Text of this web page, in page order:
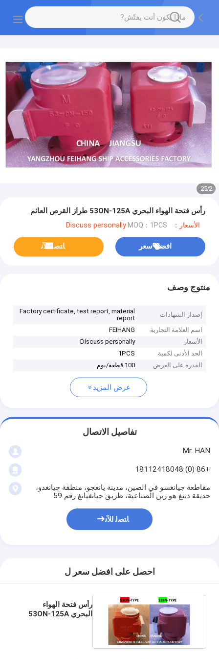
2
/
25
رأس فتحة الهواء البحري 53ON-125A طراز القرص العائم
الأسعار：Discuss personally MOQ：1PCS
افضل سعر ﺎﺘﺼﻟ ﺍﻶﻧ
منتوج وصف
إصدار الشهادات
Factory certificate, test report, material
report
اسم العلامة التجارية
FEIHANG
الأسعار
Discuss personally
الحد الأدنى لكمية
1PCS
القدرة على العرض
100 قطعة/يوم
عرض المزيد
تفاصيل الاتصال
Mr. HAN
+86 (0) 18112418048
مقاطعة جيانغسو في الصين، مدينة يانغجو، منطقة جيانغدو،
حديقة دينغ هو زين الصناعية، طريق جيانغيانغ رقم 59
ﺎﺘﺼﻟ ﺍﻶﻧ
احصل على افضل سعر ل
رأس فتحة الهواء
البحري 53ON-125A